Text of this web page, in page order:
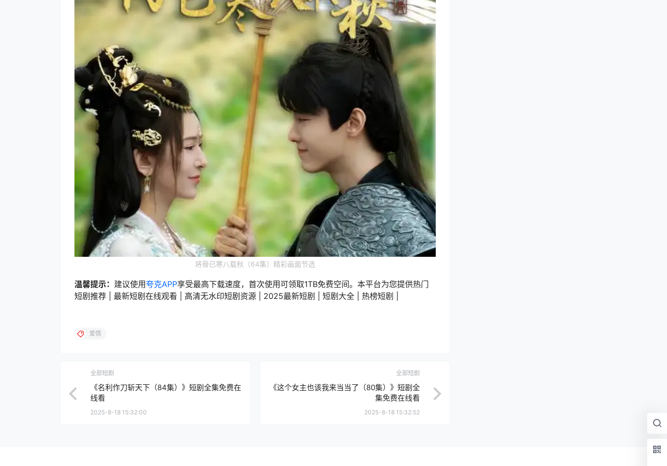
将骨已寒八载秋（64集）精彩画面节选
温馨提示： 建议使用夸克APP享受最高下载速度，首次使用可领取1TB免费空间。本平台为您提供热门
短剧推荐 | 最新短剧在线观看 | 高清无水印短剧资源 | 2025最新短剧 | 短剧大全 | 热榜短剧 |
爱情
全部短剧
《名利作刀斩天下（84集）》短剧全集免费在
线看
2025-8-18 15:32:00
全部短剧
《这个女主也该我来当当了（80集）》短剧全
集免费在线看
2025-8-18 15:32:52